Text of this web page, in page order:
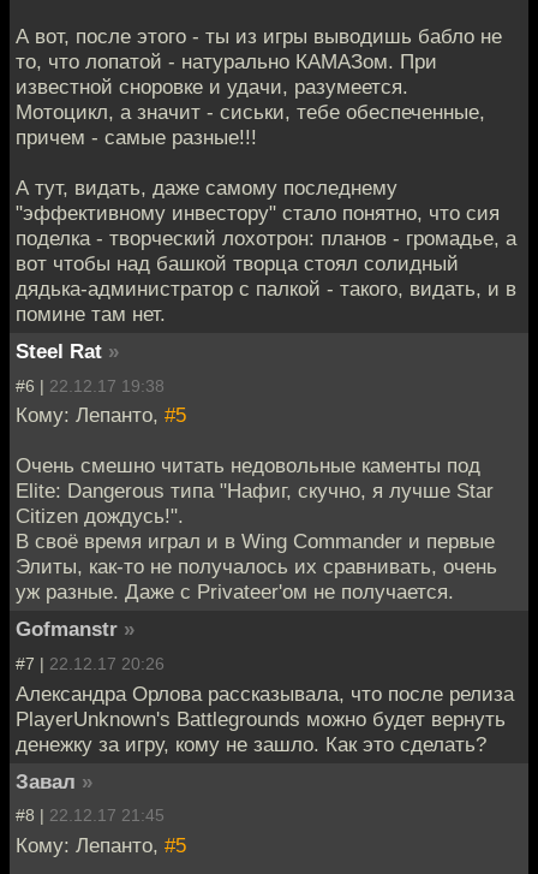
А вот, после этого - ты из игры выводишь бабло не
то, что лопатой - натурально КАМАЗом. При
известной сноровке и удачи, разумеется.
Мотоцикл, а значит - сиськи, тебе обеспеченные,
причем - самые разные!!!
А тут, видать, даже самому последнему
"эффективному инвестору" стало понятно, что сия
поделка - творческий лохотрон: планов - громадье, а
вот чтобы над башкой творца стоял солидный
дядька-администратор с палкой - такого, видать, и в
помине там нет.
Steel Rat »
#6 | 22.12.17 19:38
Кому: Лепанто, #5
Очень смешно читать недовольные каменты под
Elite: Dangerous типа "Нафиг, скучно, я лучше Star
Citizen дождусь!".
В своё время играл и в Wing Commander и первые
Элиты, как-то не получалось их сравнивать, очень
уж разные. Даже с Privateer'ом не получается.
Gofmanstr »
#7 | 22.12.17 20:26
Александра Орлова рассказывала, что после релиза
PlayerUnknown's Battlegrounds можно будет вернуть
денежку за игру, кому не зашло. Как это сделать?
Завал »
#8 | 22.12.17 21:45
Кому: Лепанто, #5